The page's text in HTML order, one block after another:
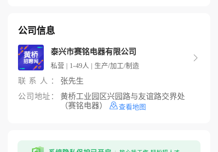
公司信息
泰兴市赛铭电器有限公司
私营 | 1-49人 | 生产/加工/制造

联系人：
张先生
公司地址：
黄桥工业园区兴园路与友谊路交界处
（赛铭电器）
查看地图